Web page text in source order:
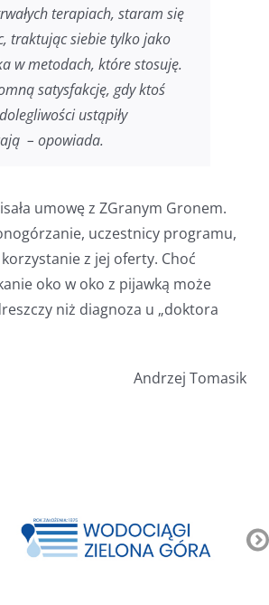
terapiach, staram się
traktując siebie tylko jako
w metodach, które stosuję.
satysfakcję, gdy ktoś
ustąpiły
– opowiada.
umowę z ZGranym Gronem.
uczestnicy programu,
z jej oferty. Choć
oko w oko z pijawką może
niż diagnoza u „doktora
Andrzej Tomasik